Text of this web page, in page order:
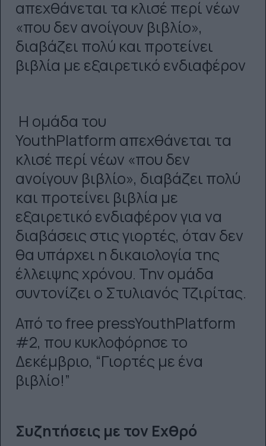
απεχθάνεται τα κλισέ περί νέων
«που δεν ανοίγουν βιβλίο»,
διαβάζει πολύ και προτείνει
βιβλία με εξαιρετικό ενδιαφέρον
Η ομάδα του
YouthPlatform απεχθάνεται τα
κλισέ περί νέων «που δεν
ανοίγουν βιβλίο», διαβάζει πολύ
και προτείνει βιβλία με
εξαιρετικό ενδιαφέρον για να
διαβάσεις στις γιορτές, όταν δεν
θα υπάρχει η δικαιολογία της
έλλειψης χρόνου. Την ομάδα
συντονίζει ο Στυλιανός Τζιρίτας.
Από τοfree pressYouthPlatform
#2, που κυκλοφόρησε το
Δεκέμβριο, “Γιορτές με ένα
βιβλίο!”
Συζητήσεις με τον Εχθρό